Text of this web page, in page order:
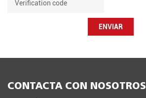
ENVIAR
CONTACTA CON NOSOTROS